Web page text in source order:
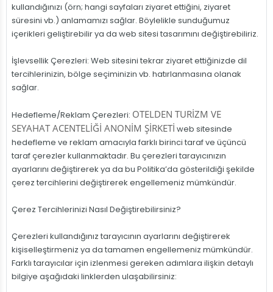
kullandığınızı (örn; hangi sayfaları ziyaret ettiğini, ziyaret
süresini vb.) anlamamızı sağlar. Böylelikle sunduğumuz
içerikleri geliştirebilir ya da web sitesi tasarımını değiştirebiliriz.
İşlevsellik Çerezleri: Web sitesini tekrar ziyaret ettiğinizde dil
tercihlerinizin, bölge seçiminizin vb. hatırlanmasına olanak
sağlar.
Hedefleme/Reklam Çerezleri: OTELDEN TURİZM VE
SEYAHAT ACENTELİĞİ ANONİM ŞİRKETİ web sitesinde
hedefleme ve reklam amacıyla farklı birinci taraf ve üçüncü
taraf çerezler kullanmaktadır. Bu çerezleri tarayıcınızın
ayarlarını değiştirerek ya da bu Politika’da gösterildiği şekilde
çerez tercihlerini değiştirerek engellemeniz mümkündür.
Çerez Tercihlerinizi Nasıl Değiştirebilirsiniz?
Çerezleri kullandığınız tarayıcının ayarlarını değiştirerek
kişiselleştirmeniz ya da tamamen engellemeniz mümkündür.
Farklı tarayıcılar için izlenmesi gereken adımlara ilişkin detaylı
bilgiye aşağıdaki linklerden ulaşabilirsiniz: